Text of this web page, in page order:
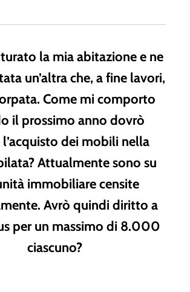
la mia abitazione e ne
un’altra che, a fine lavori,
Come mi comporto
il prossimo anno dovrò
l’acquisto dei mobili nella
Attualmente sono su
immobiliare censite
Avrò quindi diritto a
per un massimo di 8.000
ciascuno?